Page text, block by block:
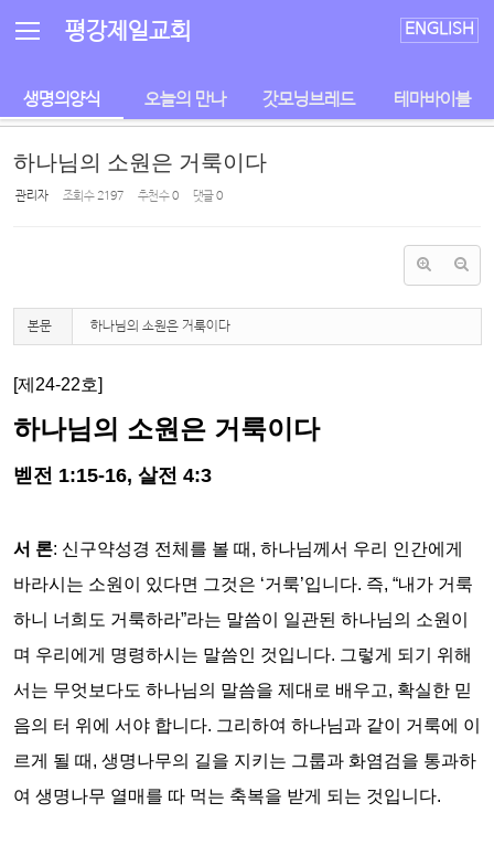
평강제일교회 ENGLISH
생명의양식 오늘의 만나 갓모닝브레드 테마바이블
하나님의 소원은 거룩이다
관리자 조회 수2197 추천 수0 댓글0
본문 하나님의 소원은 거룩이다
[제 24-22호]
하나님의 소원은 거룩이다
벧전 1:15-16, 살전 4:3
서 론: 신구약성경 전체를 볼 때 , 하나님께서 우리 인간에게
바라시는 소원이 있다면 그것은 ‘거룩’입니다. 즉, “내가 거룩
하니 너희도 거룩하라”라는 말씀이 일관된 하나님의 소원이
며 우리에게 명령하시는 말씀인 것입니다. 그렇게 되기 위해
서는 무엇보다도 하나님의 말씀을 제대로 배우고, 확실한 믿
음의 터 위에 서야 합니다. 그리하여 하나님과 같이 거룩에 이
르게 될 때 , 생명나무의 길을 지키는 그룹과 화염검을 통과하
여 생명나무 열매를 따 먹는 축복을 받게 되는 것입니다.